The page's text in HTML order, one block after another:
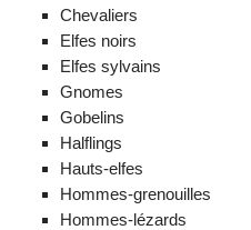
Chevaliers
Elfes noirs
Elfes sylvains
Gnomes
Gobelins
Halflings
Hauts-elfes
Hommes-grenouilles
Hommes-lézards